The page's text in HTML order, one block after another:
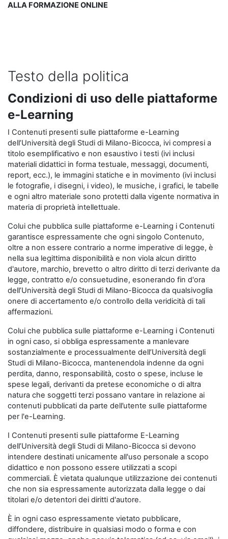
ALLA FORMAZIONE ONLINE
Testo della politica
Condizioni di uso delle piattaforme
e-Learning
I Contenuti presenti sulle piattaforme e-Learning
dell’Università degli Studi di Milano-Bicocca, ivi compresi a
titolo esemplificativo e non esaustivo i testi (ivi inclusi
materiali didattici in forma testuale, messaggi, documenti,
report, ecc.), le immagini statiche e in movimento (ivi inclusi
le fotografie, i disegni, i video), le musiche, i grafici, le tabelle
e ogni altro materiale sono protetti dalla vigente normativa in
materia di proprietà intellettuale.
Colui che pubblica sulle piattaforme e-Learning i Contenuti
garantisce espressamente che ogni singolo Contenuto,
oltre a non essere contrario a norme imperative di legge, è
nella sua legittima disponibilità e non viola alcun diritto
d'autore, marchio, brevetto o altro diritto di terzi derivante da
legge, contratto e/o consuetudine, esonerando fin d'ora
dell’Università degli Studi di Milano-Bicocca da qualsivoglia
onere di accertamento e/o controllo della veridicità di tali
affermazioni.
Colui che pubblica sulle piattaforme e-Learning i Contenuti
in ogni caso, si obbliga espressamente a manlevare
sostanzialmente e processualmente dell’Università degli
Studi di Milano-Bicocca, mantenendola indenne da ogni
perdita, danno, responsabilità, costo o spese, incluse le
spese legali, derivanti da pretese economiche o di altra
natura che soggetti terzi possano vantare in relazione ai
contenuti pubblicati da parte dell’utente sulle piattaforme
per l'e-Learning.
I Contenuti presenti sulle piattaforme E-Learning
dell’Università degli Studi di Milano-Bicocca si devono
intendere destinati unicamente all'uso personale a scopo
didattico e non possono essere utilizzati a scopi
commerciali. È vietata qualunque utilizzazione dei contenuti
che non sia espressamente autorizzata dalla legge o dai
titolari e/o detentori dei diritti d'autore.
È in ogni caso espressamente vietato pubblicare,
diffondere, distribuire in qualsiasi modo o forma e con